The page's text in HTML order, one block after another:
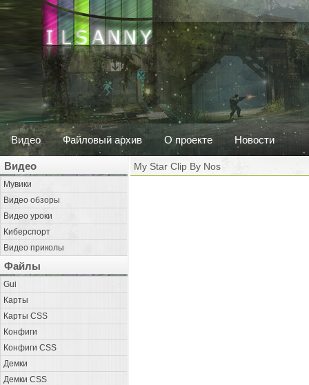
Видео Файловый архив О проекте Новости
Видео
Мувики
Видео обзоры
Видео уроки
Киберспорт
Видео приколы
Файлы
Gui
Карты
Карты CSS
Конфиги
Конфиги CSS
Демки
Демки CSS
My Star Clip By Nos